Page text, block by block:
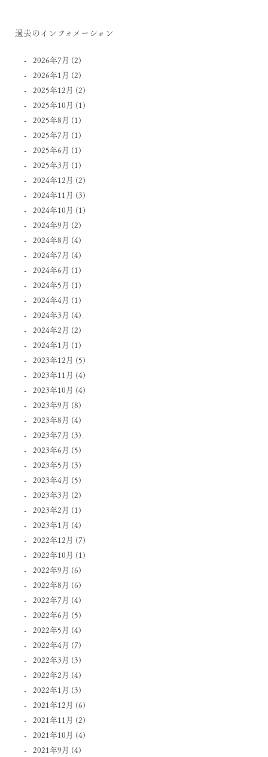
過去のインフォメーション
2026年7月 (2)
2026年1月 (2)
2025年12月 (2)
2025年10月 (1)
2025年8月 (1)
2025年7月 (1)
2025年6月 (1)
2025年3月 (1)
2024年12月 (2)
2024年11月 (3)
2024年10月 (1)
2024年9月 (2)
2024年8月 (4)
2024年7月 (4)
2024年6月 (1)
2024年5月 (1)
2024年4月 (1)
2024年3月 (4)
2024年2月 (2)
2024年1月 (1)
2023年12月 (5)
2023年11月 (4)
2023年10月 (4)
2023年9月 (8)
2023年8月 (4)
2023年7月 (3)
2023年6月 (5)
2023年5月 (3)
2023年4月 (5)
2023年3月 (2)
2023年2月 (1)
2023年1月 (4)
2022年12月 (7)
2022年10月 (1)
2022年9月 (6)
2022年8月 (6)
2022年7月 (4)
2022年6月 (5)
2022年5月 (4)
2022年4月 (7)
2022年3月 (3)
2022年2月 (4)
2022年1月 (3)
2021年12月 (6)
2021年11月 (2)
2021年10月 (4)
2021年9月 (4)